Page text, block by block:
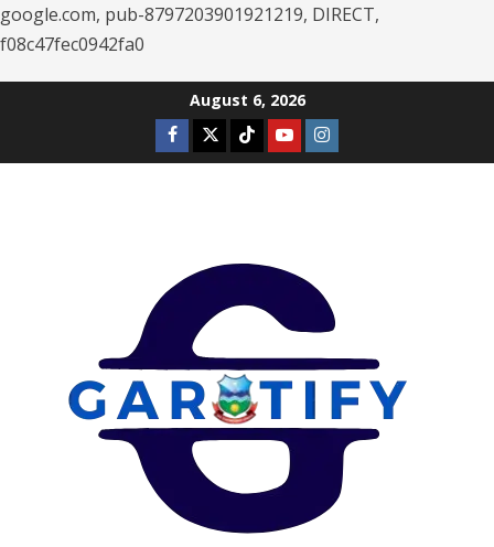
google.com, pub-8797203901921219, DIRECT,
f08c47fec0942fa0
August 6, 2026
Facebook
TwitterTiktokYoutubeInstagram